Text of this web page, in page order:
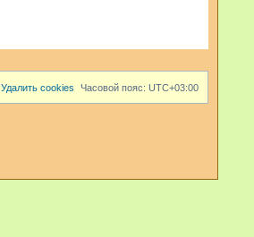
Часовой пояс: UTC+03:00
Удалить cookies